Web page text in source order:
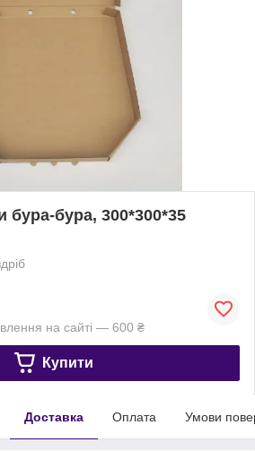
бура-бура, 300*300*35
на сайті — 600 ₴
Купити
Доставка Оплата Умови